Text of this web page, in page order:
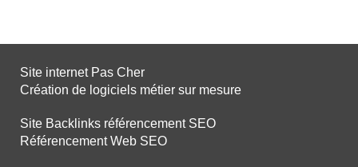
Site internet Pas Cher
Création de logiciels métier sur mesure
Site Backlinks référencement SEO
Référencement Web SEO